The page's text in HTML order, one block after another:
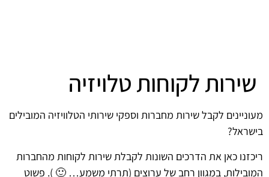
שירות לקוחות טלויזיה
מעוניינים לקבל שירות מחברות וספקי שירותי הטלוויזיה המובילים
בישראל?
ריכזנו כאן את הדרכים השונות לקבלת שירות לקוחות מהחברות
המובילות, במגוון רחב של ערוצים (תרתי משמע… 🙂 ). פשוט